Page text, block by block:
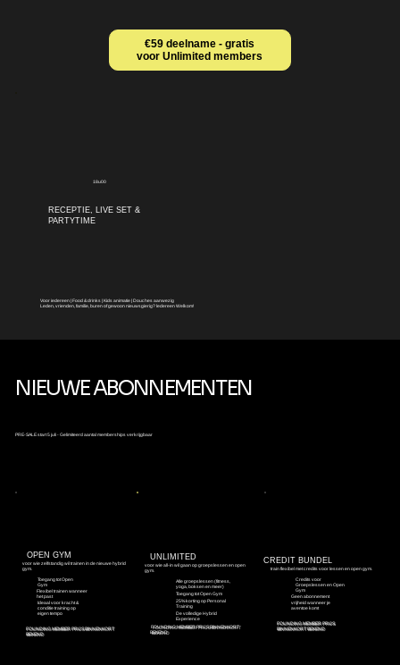
€59 deelname - gratis
voor Unlimited members
RECEPTIE, LIVE SET &
PARTYTIME
18u00
Voor iedereen | Food & drinks | Kids animatie | Douches aanwezig
Leden, vrienden, familie, buren of gewoon nieuwsgierig? ledereen Welkom!
NIEUWEABONNEMENTEN
PRE-SALE start 5 juli - Gelimiteerd aantal memberships verkrijgbaar
OPEN GYM
voor wie zelfstandig wil trainen in de nieuwe hybrid
gym.
Toegang tot Open
Gym
Flexibel trainen wanneer
het past
Ideaal voor kracht &
conditie training op
eigen tempo
FOUNDING MEMBER PRIJS BINNENKORT
BEKEND
UNLIMITED
voor wie all-in wil gaan op groepslessen en open
gym.
Alle groepslessen (fitness,
yoga, boksen en meer)
Toegang tot Open Gym
25% korting op Personal
Training
De volledige Hybrid
Experience
FOUNDING MEMBER PRIJS BINNENKORT
BEKEND
CREDIT BUNDEL
train flexibel met credits voor lessen en open gym.
Credits voor
Groepslessen en Open
Gym
Geen abonnement
vrijheid wanneer je
aventoe komt
FOUNDING MEMBER PRIJS
BINNENKORT BEKEND